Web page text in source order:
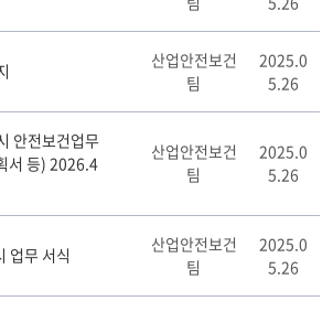
산업안전보건
팀
2025.0
5.26
안전보건업무
서 등) 2026.4
산업안전보건
팀
2025.0
5.26
업무 서식
산업안전보건
팀
2025.0
5.26